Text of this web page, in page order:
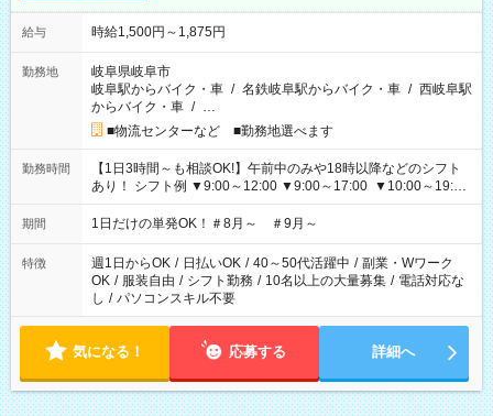
給与 時給1,500円～1,875円
勤務地
岐阜県岐阜市
岐阜駅からバイク・車 / 名鉄岐阜駅からバイク・車 / 西岐阜駅
からバイク・車 / …
■物流センターなど ■勤務地選べます
勤務時間
【1日3時間～も相談OK!】午前中のみや18時以降などのシフト
あり！ シフト例 ▼9:00～12:00 ▼9:00～17:00 ▼10:00～19:00
▼18:00～21:00
期間 1日だけの単発OK！＃8月～ ＃9月～
特徴 週1日からOK / 日払いOK / 40～50代活躍中 / 副業・Wワーク
OK / 服装自由 / シフト勤務 / 10名以上の大量募集 / 電話対応な
し / パソコンスキル不要
気になる！ 応募する 詳細へ